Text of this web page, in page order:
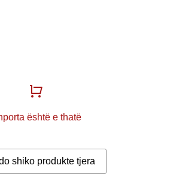
është e thatë
shiko produkte tjera